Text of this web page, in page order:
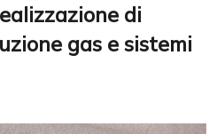
di
gas e sistemi